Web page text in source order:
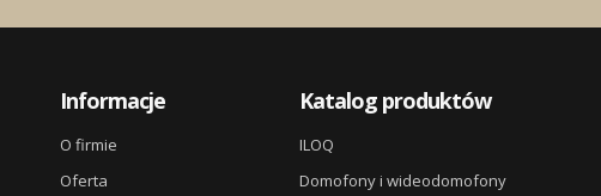
Informacje
O firmie
Oferta
Katalog produktów
ILOQ
Domofony i wideodomofony